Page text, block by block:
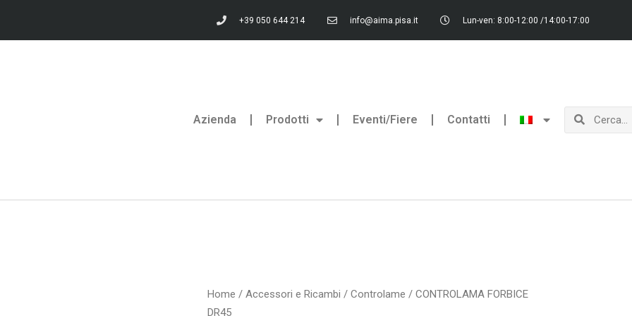
+39 050 644 214 info@aima.pisa.it Lun-ven: 8:00-12:00 /14:00-17:00
Azienda Prodotti Eventi/Fiere Contatti CercaCerca
Home / Accessori e Ricambi / Controlame / CONTROLAMA FORBICE
DR45